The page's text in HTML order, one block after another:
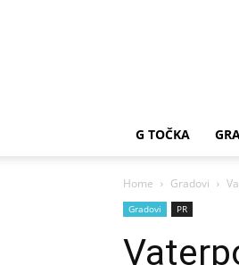
G TOČKA
Home Gradovi
Gradovi PR